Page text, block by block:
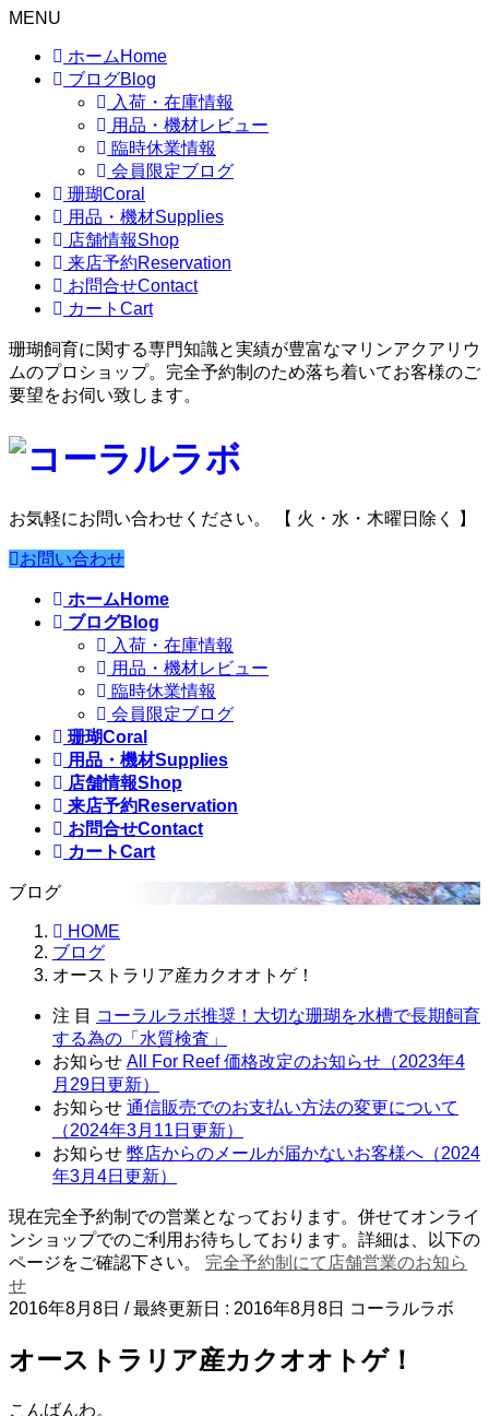
MENU
ホーム Home
ブログBlog
入荷・在庫情報
用品・機材レビュー
臨時休業情報
会員限定ブログ
珊瑚Coral
用品・機材Supplies
店舗情報Shop
来店予約Reservation
お問合せContact
カート Cart
珊瑚飼育に関する専門知識と実績が豊富なマリンアクアリウ
ムのプロショップ。完全予約制のため落ち着いてお客様のご
要望をお伺い致します。
お気軽にお問い合わせください。 【 火・水・木曜日除く 】
お問い合わせ
ホーム Home
ブログBlog
入荷・在庫情報
用品・機材レビュー
臨時休業情報
会員限定ブログ
珊瑚Coral
用品・機材Supplies
店舗情報Shop
来店予約Reservation
お問合せContact
カートCart
ブログ
HOME
ブログ
オーストラリア産カクオオトゲ！
注 目 コーラルラボ推奨！大切な珊瑚を水槽で長期飼育
する為の「水質検査」
お知らせ All For Reef 価格改定のお知らせ（2023年4
月29日更新）
お知らせ 通信販売でのお支払い方法の変更について
（2024年3月11日更新）
お知らせ 弊店からのメールが届かないお客様へ（2024
年3月4日更新）
現在完全予約制での営業となっております。併せてオンライ
ンショップでのご利用お待ちしております。詳細は、以下の
ページをご確認下さい。 完全予約制にて店舗営業のお知ら
せ
2016年8月8日 / 最終更新日 : 2016年8月8日 コーラルラボ
オーストラリア産カクオオトゲ！
こんばんわ。